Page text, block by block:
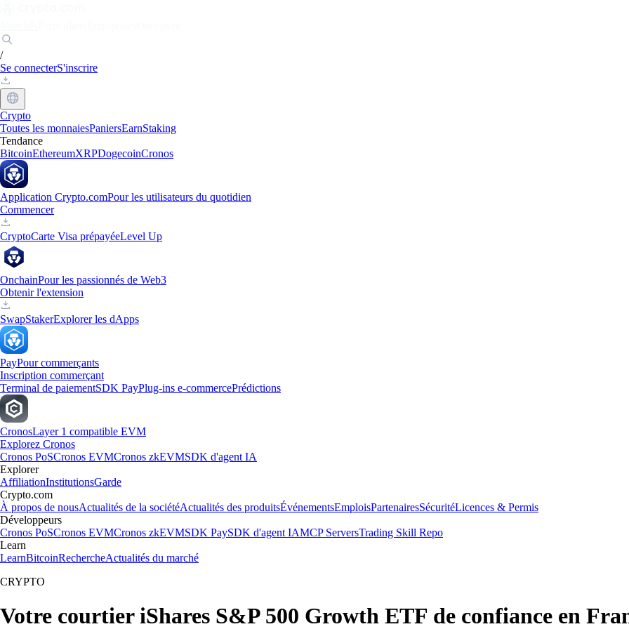
/
Se connecterS'inscrire
Crypto
Toutes les monnaiesPaniersEarnStaking
Tendance
BitcoinEthereumXRPDogecoinCronos
Application Crypto.comPour les utilisateurs du quotidien
Commencer
CryptoCarte Visa prépayéeLevel Up
OnchainPour les passionnés de Web3
Obtenir l'extension
SwapStakerExplorer les dApps
PayPour commerçants
Inscription commerçant
Terminal de paiementSDK PayPlug-ins e-commercePrédictions
CronosLayer 1 compatible EVM
Explorez Cronos
Cronos PoSCronos EVMCronos zkEVMSDK d'agent IA
Explorer
AffiliationInstitutionsGarde
Crypto.com
À propos de nousActualités de la sociétéActualités des produitsÉvénementsEmploisPartenairesSécuritéLicences & Permis
Développeurs
Cronos PoSCronos EVMCronos zkEVMSDK PaySDK d'agent IAMCP ServersTrading Skill Repo
Learn
LearnBitcoinRechercheActualités du marché
CRYPTO
Votre courtier iShares S&P 500 Growth ETF de confiance en